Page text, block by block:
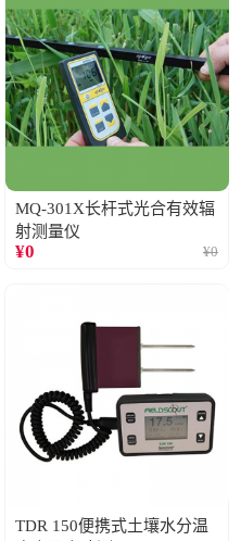
MQ-301X长杆式光合有效辐
射测量仪
¥0 ¥0
TDR 150便携式土壤水分温